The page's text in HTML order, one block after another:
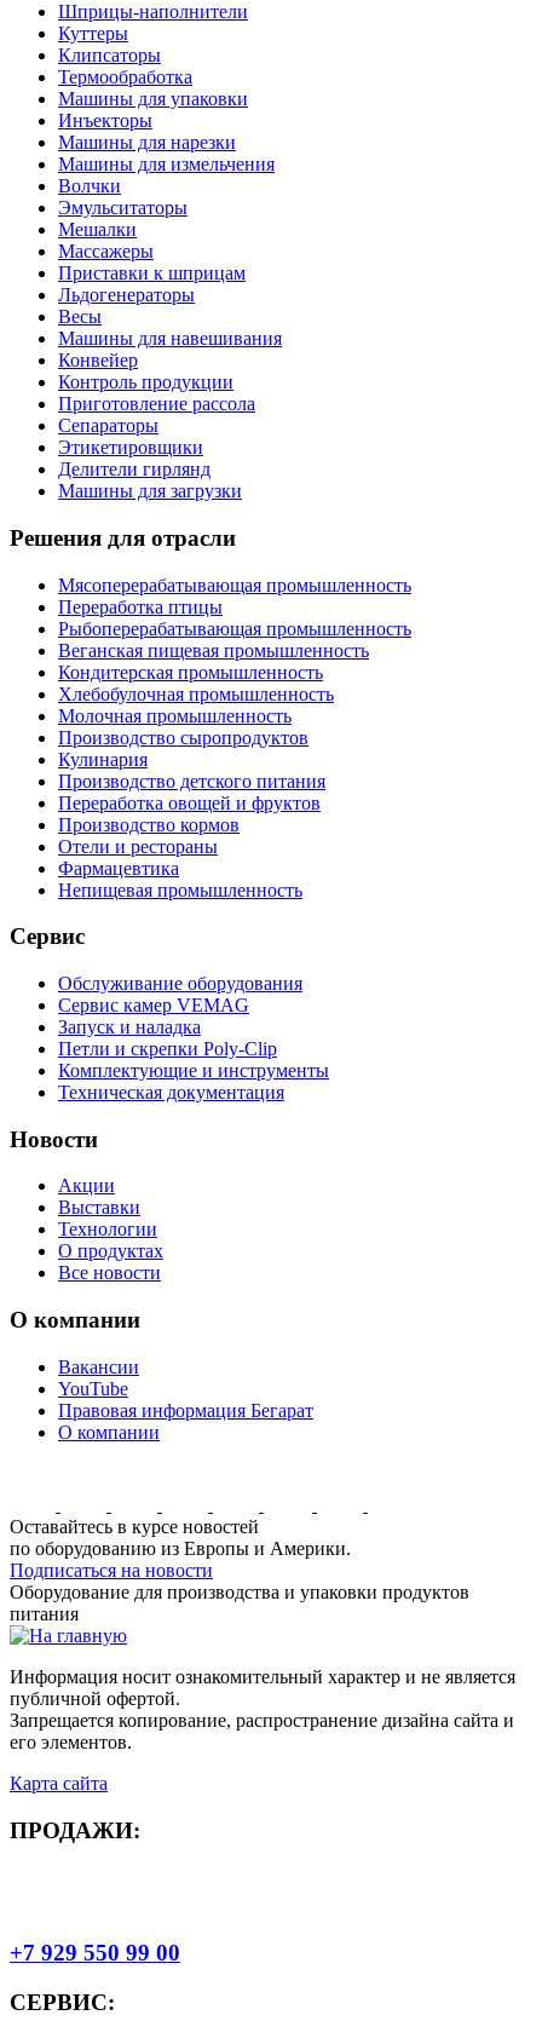
Шприцы-наполнители
Куттеры
Клипсаторы
Термообработка
Машины для упаковки
Инъекторы
Машины для нарезки
Машины для измельчения
Волчки
Эмульситаторы
Мешалки
Массажеры
Приставки к шприцам
Льдогенераторы
Весы
Машины для навешивания
Конвейер
Контроль продукции
Приготовление рассола
Сепараторы
Этикетировщики
Делители гирлянд
Машины для загрузки
Решения для отрасли
Мясоперерабатывающая промышленность
Переработка птицы
Рыбоперерабатывающая промышленность
Веганская пищевая промышленность
Кондитерская промышленность
Хлебобулочная промышленность
Молочная промышленность
Производство сыропродуктов
Кулинария
Производство детского питания
Переработка овощей и фруктов
Производство кормов
Отели и рестораны
Фармацевтика
Непищевая промышленность
Сервис
Обслуживание оборудования
Сервис камер VEMAG
Запуск и наладка
Петли и скрепки Poly-Clip
Комплектующие и инструменты
Техническая документация
Новости
Акции
Выставки
Технологии
О продуктах
Все новости
О компании
Вакансии
YouTube
Правовая информация Бегарат
О компании
Оставайтесь в курсе новостей
по оборудованию из Европы и Америки.
Подписаться на новости
Оборудование для производства и упаковки продуктов
питания
Информация носит ознакомительный характер и не является
публичной офертой.
Запрещается копирование, распространение дизайна сайта и
его элементов.
Карта сайта
ПРОДАЖИ:
+7 929 550 99 00
СЕРВИС: